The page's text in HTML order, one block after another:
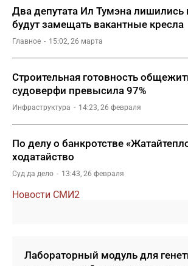
Два депутата Ил Тумэна лишились
будут замещать вакантные кресла
Главное 15:02, 26 марта
Строительная готовность
судоверфи превысила 97%
Инфраструктура 14:23, 26 февраля
По делу о банкротстве
ходатайство
Суд да дело 13:43, 26 февраля
Новости СМИ2
Лабораторный модуль для